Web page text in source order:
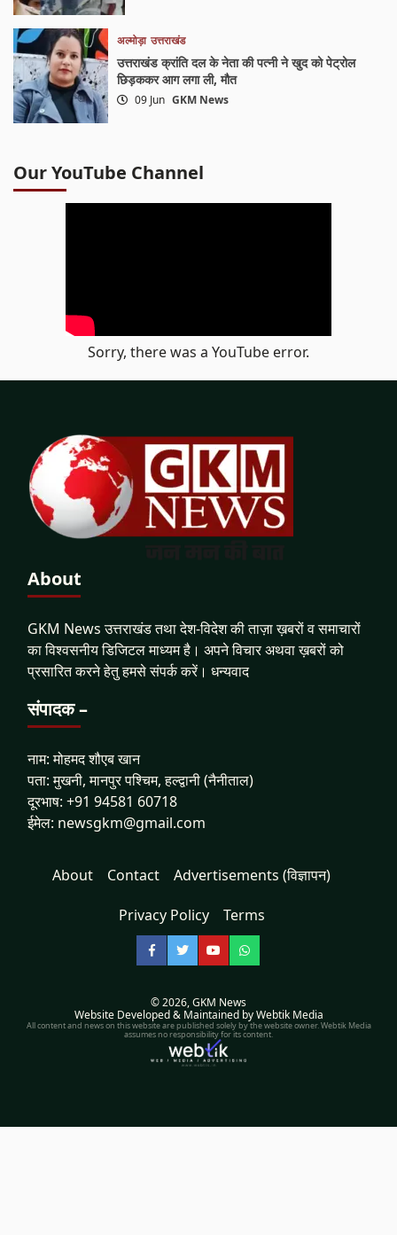
अल्मोड़ा उत्तराखंड
उत्तराखंड क्रांति दल के नेता की पत्नी ने खुद को पेट्रोल
छिड़ककर आग लगा ली, मौत
09 Jun GKM News
Our YouTube Channel
Sorry, there was a YouTube error.
About
GKM News उत्तराखंड तथा देश-विदेश की ताज़ा ख़बरों व समाचारों
का विश्वसनीय डिजिटल माध्यम है। अपने विचार अथवा ख़बरों को
प्रसारित करने हेतु हमसे संपर्क करें। धन्यवाद
संपादक –
नाम: मोहमद शौएब खान
पता: मुखनी, मानपुर पश्चिम, हल्द्वानी (नैनीताल)
दूरभाष: +91 94581 60718
ईमेल: newsgkm@gmail.com
About Contact Advertisements (विज्ञापन)
Privacy Policy Terms
Facebook
TwitterYouTubeWhatsApp
© 2026,GKM News
Website Developed & Maintained by Webtik Media
All content and news on this website are published solely by the website owner. Webtik Media
assumes no responsibility for its content.